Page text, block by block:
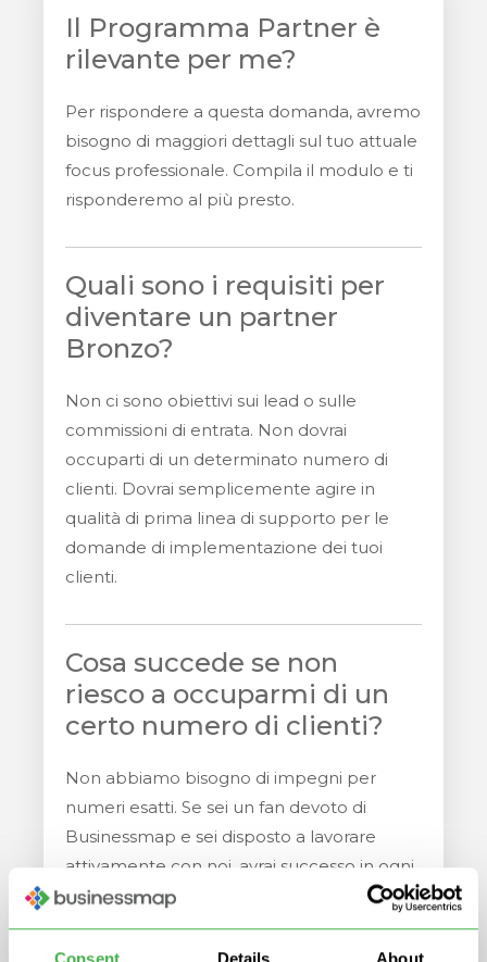
Consent Details About
Il Programma Partner è
rilevante per me?
Per rispondere a questa domanda, avremo
bisogno di maggiori dettagli sul tuo attuale
focus professionale. Compila il modulo e ti
risponderemo al più presto.
Quali sono i requisiti per
diventare un partner
Bronzo?
Non ci sono obiettivi sui lead o sulle
commissioni di entrata. Non dovrai
occuparti di un determinato numero di
clienti. Dovrai semplicemente agire in
qualità di prima linea di supporto per le
domande di implementazione dei tuoi
clienti.
Cosa succede se non
riesco a occuparmi di un
certo numero di clienti?
Non abbiamo bisogno di impegni per
numeri esatti. Se sei un fan devoto di
Businessmap e sei disposto a lavorare
attivamente con noi, avrai successo in ogni
caso.